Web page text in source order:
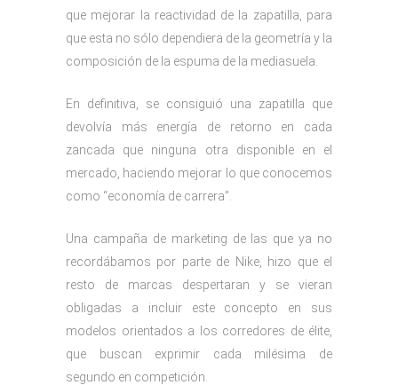
que mejorar la reactividad de la zapatilla, para
que esta no sólo dependiera de la geometría y la
composición de la espuma de la mediasuela.
En definitiva, se consiguió una zapatilla que
devolvía más energía de retorno en cada
zancada que ninguna otra disponible en el
mercado, haciendo mejorar lo que conocemos
como “economía de carrera”.
Una campaña de marketing de las que ya no
recordábamos por parte de Nike, hizo que el
resto de marcas despertaran y se vieran
obligadas a incluir este concepto en sus
modelos orientados a los corredores de élite,
que buscan exprimir cada milésima de
segundo en competición.